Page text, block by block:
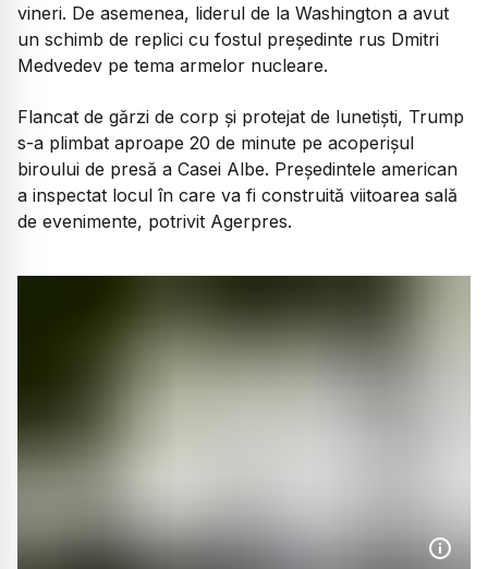
vineri. De asemenea, liderul de la Washington a avut
un schimb de replici cu fostul președinte rus Dmitri
Medvedev pe tema armelor nucleare.
Flancat de gărzi de corp și protejat de lunetiști, Trump
s-a plimbat aproape 20 de minute pe acoperișul
biroului de presă a Casei Albe. Președintele american
a inspectat locul în care va fi construită viitoarea sală
de evenimente, potrivit Agerpres.